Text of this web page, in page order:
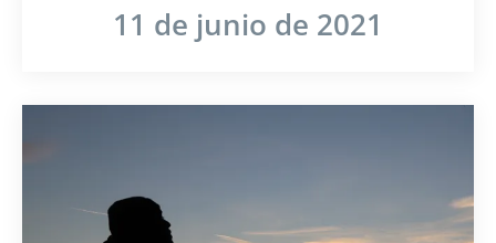
11 de junio de 2021